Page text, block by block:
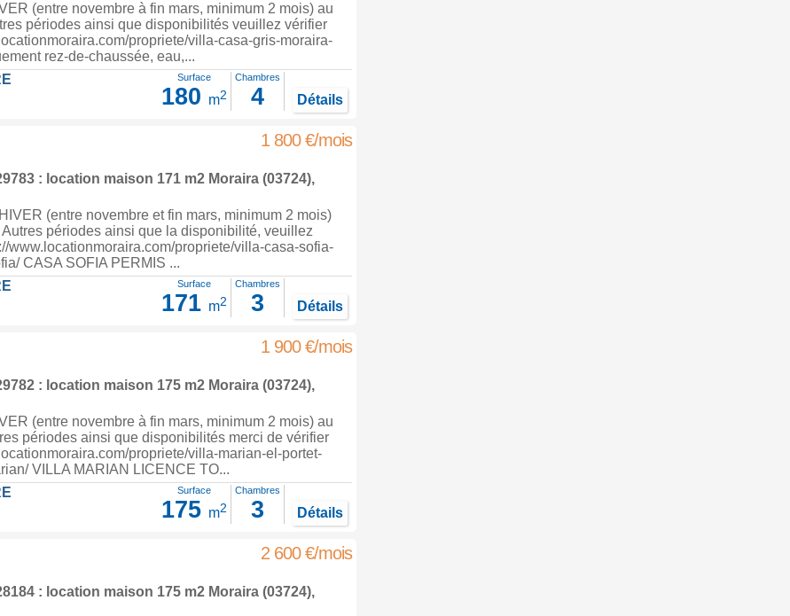
(entre novembre à fin mars, minimum 2 mois) au
périodes ainsi que disponibilités veuillez vérifier
propriete/villa-casa-gris-moraira-
rez-de-chaussée, eau,...
Surface
180 m2
Chambres
4 Détails
1 800 €/mois
: location maison 171 m2 Moraira(03724),
(entre novembre et fin mars, minimum 2 mois)
périodes ainsi que la disponibilité, veuillez
www.locationmoraira.com/propriete/villa-casa-sofia-
CASA SOFIA PERMIS ...
Surface
171 m2
Chambres
3 Détails
1 900 €/mois
: location maison 175 m2 Moraira(03724),
(entre novembre à fin mars, minimum 2 mois) au
périodes ainsi que disponibilités merci de vérifier
propriete/villa-marian-el-portet-
VILLA MARIAN LICENCE TO...
Surface
175 m2
Chambres
3 Détails
2 600 €/mois
: location maison 175 m2 Moraira(03724),